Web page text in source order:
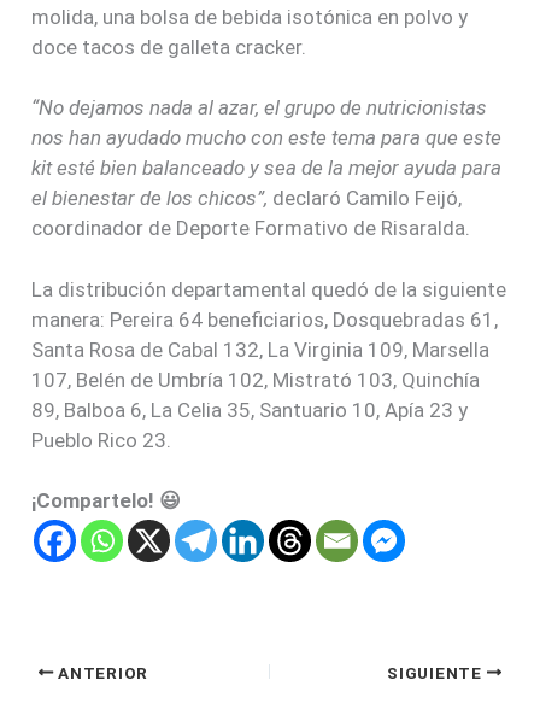
molida, una bolsa de bebida isotónica en polvo y
doce tacos de galleta cracker.
“No dejamos nada al azar, el grupo de nutricionistas
nos han ayudado mucho con este tema para que este
kit esté bien balanceado y sea de la mejor ayuda para
el bienestar de los chicos”, declaró Camilo Feijó,
coordinador de Deporte Formativo de Risaralda.
La distribución departamental quedó de la siguiente
manera: Pereira 64 beneficiarios, Dosquebradas 61,
Santa Rosa de Cabal 132, La Virginia 109, Marsella
107, Belén de Umbría 102, Mistrató 103, Quinchía
89, Balboa 6, La Celia 35, Santuario 10, Apía 23 y
Pueblo Rico 23.
¡Compartelo! 😃
ANTERIOR SIGUIENTE